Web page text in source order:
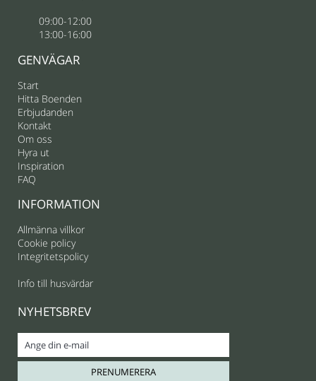
09:00-12:00
13:00-16:00
GENVÄGAR
Start
Hitta Boenden
Erbjudanden
Kontakt
Om oss
Hyra ut
Inspiration
FAQ
INFORMATION
Allmänna villkor
Cookie policy
Integritetspolicy
Info till husvärdar
NYHETSBREV